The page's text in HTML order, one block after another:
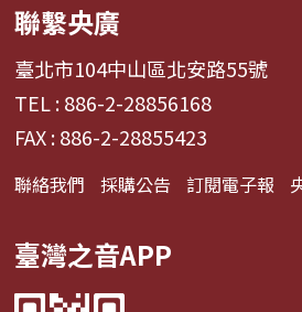
聯繫央廣
臺北市104中山區北安路55號
TEL : 886-2-28856168
FAX : 886-2-28855423
聯絡我們 採購公告 訂閱電子報
臺灣之音APP